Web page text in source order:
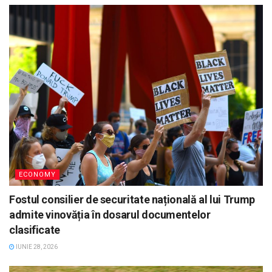
ECONOMY
Fostul consilier de securitate națională al lui Trump
admite vinovăția în dosarul documentelor
clasificate
IUNIE 28, 2026